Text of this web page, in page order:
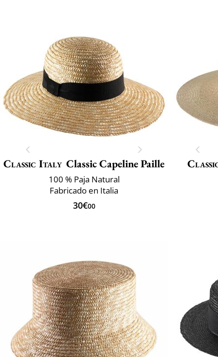
Classic Italy Classic Capeline Paille
100 % Paja Natural
Fabricado en Italia
30€00